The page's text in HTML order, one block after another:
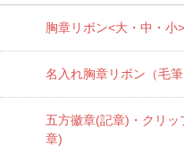
胸章リボン<大・中・小>
名入れ胸章リボン（毛筆
五方徽章(記章)・ クリッ
章)